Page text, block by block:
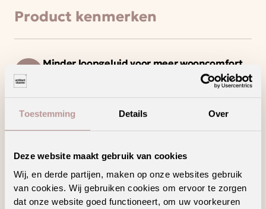
Toestemming Details Over
Deze website maakt gebruik van cookies
Wij, en derde partijen, maken op onze websites gebruik
van cookies. Wij gebruiken cookies om ervoor te zorgen
dat onze website goed functioneert, om uw voorkeuren
Product kenmerken
Minder loopgeluid voor meer wooncomfort
Draagt bij aan een gezonder binnenklimaat
Laagpolig tapijt met een strakke en moderne
uitstraling
in hetzelfde decor